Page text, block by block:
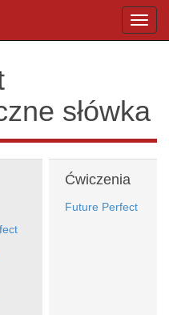
słówka
Ćwiczenia
Future Perfect